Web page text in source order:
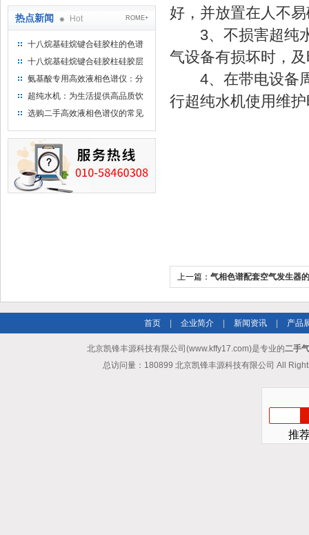
热点新闻 Hot ROME+
十八烷基硅烷键合硅胶柱的色谱
方法浅述
十八烷基硅烷键合硅胶柱硅胶层
析时如何装柱
氨基酸专用高效液相色谱仪：分
析氨基酸的仪器
超纯水机：为生活提供高品质饮
用水
选购二手高效液相色谱仪的常见
好，并放置在人不
3、不损害超纯水
气设备有损坏时，
4、在带电设备周
行超纯水机使用维
上一篇： 气相色谱配套空气发生器
首页 企业简介 新闻资讯 产品
北京凯锋丰源科技有限公司(www.kffy17.com)是专业的二手
总访问量：180899 北京凯锋丰源科技有限公司 All
推